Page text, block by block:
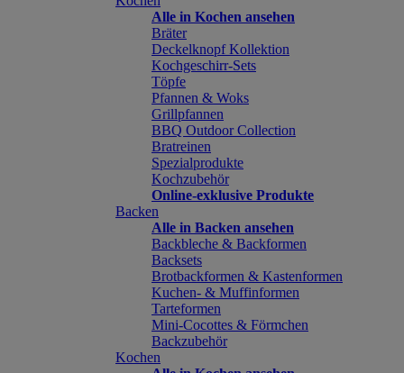
Alle in Kochen ansehen
Bräter
Deckelknopf Kollektion
Kochgeschirr-Sets
Töpfe
Pfannen & Woks
Grillpfannen
BBQ Outdoor Collection
Bratreinen
Spezialprodukte
Kochzubehör
Online-exklusive Produkte
Backen
Alle in Backen ansehen
Backbleche & Backformen
Backsets
Brotbackformen & Kastenformen
Kuchen- & Muffinformen
Tarteformen
Mini-Cocottes & Förmchen
Backzubehör
Kochen